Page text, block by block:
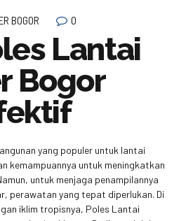
BOGOR 0
Lantai
Bogor
yang populer untuk lantai
kemampuannya untuk meningkatkan
untuk menjaga penampilannya
perawatan yang tepat diperlukan. Di
iklim tropisnya, Poles Lantai